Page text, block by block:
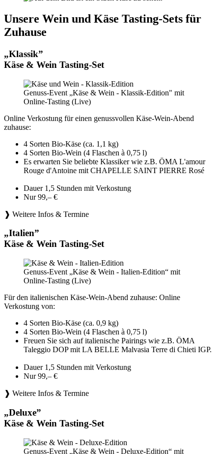
Unsere Wein und Käse Tasting-Sets für
Zuhause
„Klassik”
Käse & Wein Tasting-Set
Genuss-Event „Käse & Wein - Klassik-Edition" mit
Online-Tasting (Live)
Online Verkostung für einen genussvollen Käse-Wein-Abend
zuhause:
4 Sorten Bio-Käse (ca. 1,1 kg)
4 Sorten Bio-Wein (4 Flaschen à 0,75 l)
Es erwarten Sie beliebte Klassiker wie z.B. ÖMA L'amour
Rouge d'Antoine mit CHAPELLE SAINT PIERRE Rosé
Dauer 1,5 Stunden mit Verkostung
Nur 99,– €
❱ Weitere Infos & Termine
„Italien”
Käse & Wein Tasting-Set
Genuss-Event „Käse & Wein - Italien-Edition“ mit
Online-Tasting (Live)
Für den italienischen Käse-Wein-Abend zuhause: Online
Verkostung von:
4 Sorten Bio-Käse (ca. 0,9 kg)
4 Sorten Bio-Wein (4 Flaschen à 0,75 l)
Freuen Sie sich auf italienische Pairings wie z.B. ÖMA
Taleggio DOP mit LA BELLE Malvasia Terre di Chieti IGP.
Dauer 1,5 Stunden mit Verkostung
Nur 99,– €
❱ Weitere Infos & Termine
„Deluxe”
Käse & Wein Tasting-Set
Genuss-Event „Käse & Wein - Deluxe-Edition“ mit